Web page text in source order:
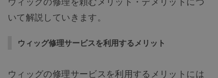
いて解説していきます。
ウィッグ修理サービスを利用するメリット
ウィッグの修理サービスを利用するメリットには